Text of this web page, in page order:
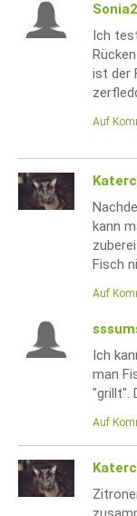
Ich
ist der
Auf
kann
Fisch
Auf
Ich
man
"grillt".
Auf